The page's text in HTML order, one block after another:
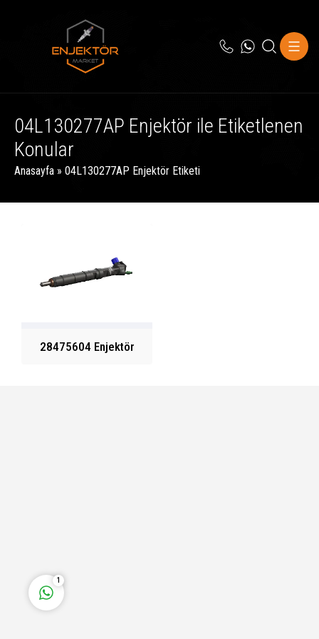
04L130277AP Enjektör ile Etiketlenen
Konular
Anasayfa » 04L130277AP Enjektör Etiketi
28475604 Enjektör
1